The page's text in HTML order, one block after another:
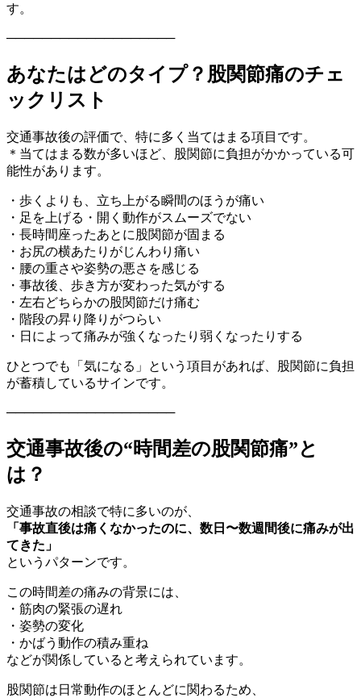
す。
───────────────────
あなたはどのタイプ？股関節痛のチェ
ックリスト
交通事故後の評価で、特に多く当てはまる項目です。
＊当てはまる数が多いほど、股関節に負担がかかっている可
能性があります。
・歩くよりも、立ち上がる瞬間のほうが痛い
・足を上げる・開く動作がスムーズでない
・長時間座ったあとに股関節が固まる
・お尻の横あたりがじんわり痛い
・腰の重さや姿勢の悪さを感じる
・事故後、歩き方が変わった気がする
・左右どちらかの股関節だけ痛む
・階段の昇り降りがつらい
・日によって痛みが強くなったり弱くなったりする
ひとつでも「気になる」という項目があれば、股関節に負担
が蓄積しているサインです。
───────────────────
交通事故後の“時間差の股関節痛”と
は？
交通事故の相談で特に多いのが、
「事故直後は痛くなかったのに、数日〜数週間後に痛みが出
てきた」
というパターンです。
この時間差の痛みの背景には、
・筋肉の緊張の遅れ
・姿勢の変化
・かばう動作の積み重ね
などが関係していると考えられています。
股関節は日常動作のほとんどに関わるため、